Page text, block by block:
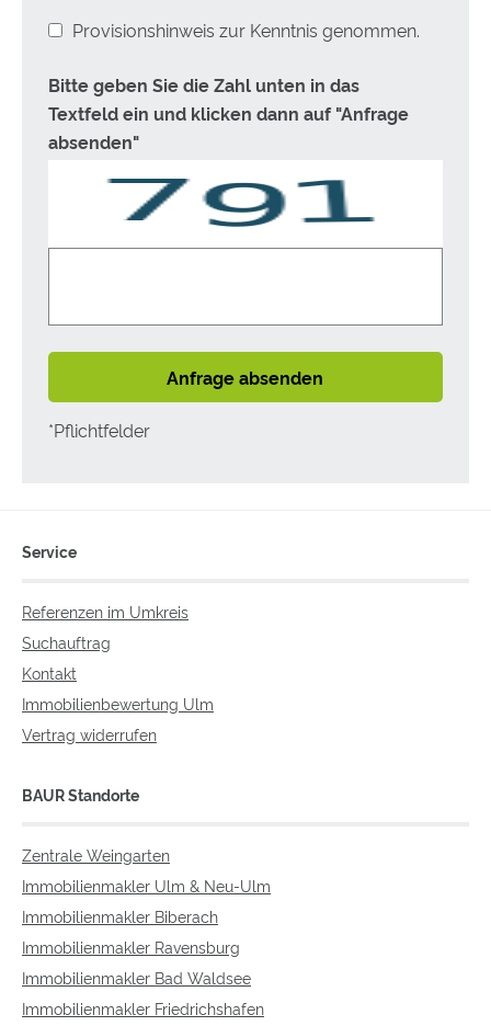
Provisionshinweis zur Kenntnis genommen.
Bitte geben Sie die Zahl unten in das
Textfeld ein und klicken dann auf "Anfrage
absenden"
Anfrage absenden
*Pflichtfelder
Service
Referenzen im Umkreis
Suchauftrag
Kontakt
Immobilienbewertung Ulm
Vertrag widerrufen
BAUR Standorte
Zentrale Weingarten
Immobilienmakler Ulm & Neu-Ulm
Immobilienmakler Biberach
Immobilienmakler Ravensburg
Immobilienmakler Bad Waldsee
Immobilienmakler Friedrichshafen